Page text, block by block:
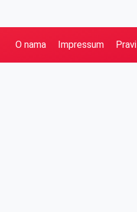
O nama Impressum